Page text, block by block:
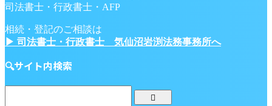
司法書士・行政書士・AFP
相続・登記のご相談は
▶ 司法書士・行政書士 気仙沼岩渕法務事務所へ
🔍サイト内検索